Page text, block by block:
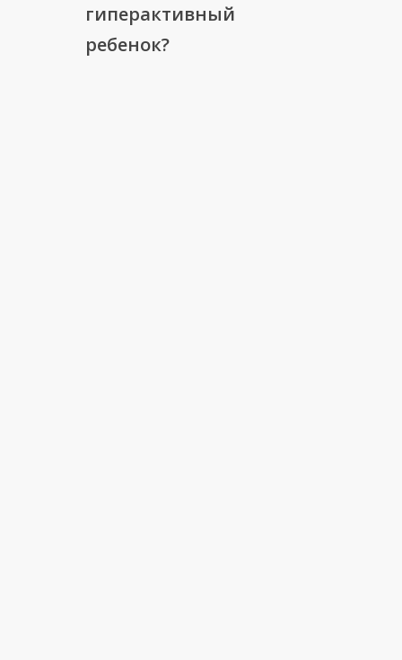
ребенок?
гиперактивный
ребенок?